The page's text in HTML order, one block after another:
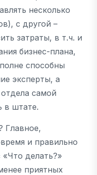
несколько
с другой –
затраты, в т.ч. и
бизнес-плана,
способны
эксперты, а
самой
в штате.
Главное,
и правильно
делать?»
приятных